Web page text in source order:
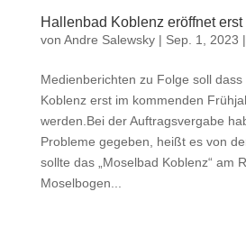
Hallenbad Koblenz eröffnet
von Andre Salewsky| Sep. 1, 2023 |
Medienberichten zu Folge soll
Koblenz erst im kommenden
werden.Bei der Auftragsvergabe
Probleme gegeben, heißt es von
sollte das „Moselbad Koblenz“ am
Moselbogen...